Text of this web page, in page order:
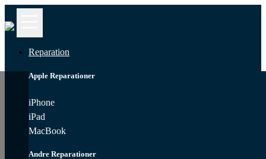
Reparation
Apple Reparationer
iPhone
iPad
MacBook
Andre Reparationer
Kontakt
iPhone
Reparation
Reparation